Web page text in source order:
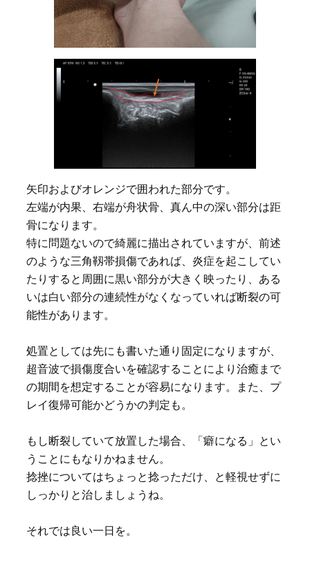
矢印およびオレンジで囲われた部分です。
左端が内果、右端が舟状骨、真ん中の深い部分は距
骨になります。
特に問題ないので綺麗に描出されていますが、前述
のような三角靱帯損傷であれば、炎症を起こしてい
たりすると周囲に黒い部分が大きく映ったり、ある
いは白い部分の連続性がなくなっていれば断裂の可
能性があります。
処置としては先にも書いた通り固定になりますが、
超音波で損傷度合いを確認することにより治癒まで
の期間を想定することが容易になります。また、プ
レイ復帰可能かどうかの判定も。
もし断裂していて放置した場合、「癖になる」とい
うことにもなりかねません。
捻挫についてはちょっと捻っただけ、と軽視せずに
しっかりと治しましょうね。
それでは良い一日を。